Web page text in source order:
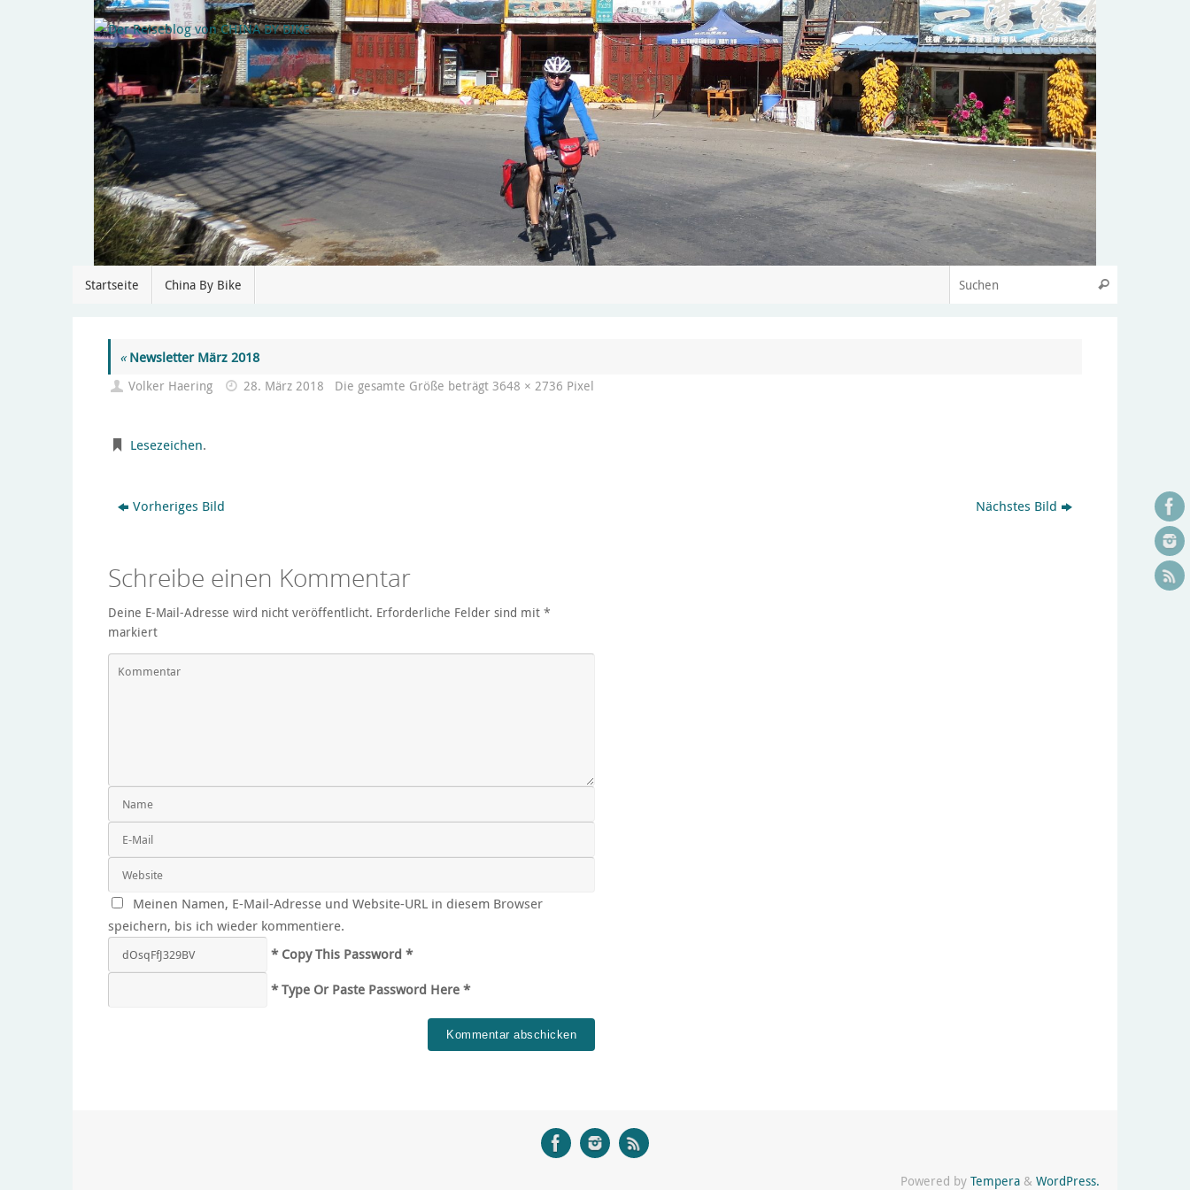
Startseite China By Bike
«Newsletter März 2018
Volker Haering 28. März 2018 Die gesamte Größe beträgt3648 × 2736 Pixel
Lesezeichen.
Vorheriges Bild Nächstes Bild
Schreibe einen Kommentar
Deine E-Mail-Adresse wird nicht veröffentlicht. Erforderliche Felder sind mit *
markiert
Meinen Namen, E-Mail-Adresse und Website-URL in diesem Browser
speichern, bis ich wieder kommentiere.
* Copy This Password *
* Type Or Paste Password Here *
Powered by Tempera & WordPress.